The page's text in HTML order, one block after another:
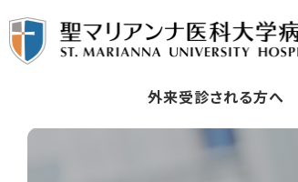
外来受診される方へ